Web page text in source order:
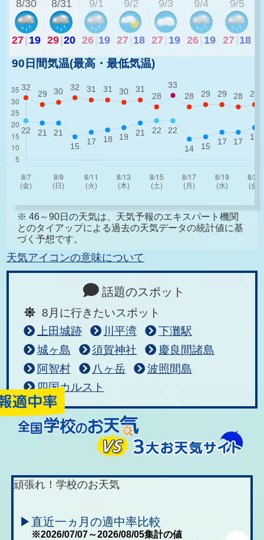
8/30
27 19
8/31
29 20
9/1
26 19
9/2
27 18
9/3
27 19
9/4
26 19
9/5
27 18
90日間気温(最高・最低気温)
※ 46～90日の天気は、天気予報のエキスパート機関
とのタイアップによる過去の天気データの統計値に基
づく予想です。
天気アイコンの意味について
話題のスポット
8月に行きたいスポット
上田城跡
川平湾
下灘駅
城ヶ島
須賀神社
慶良間諸島
阿智村
八ヶ岳
波照間島
四国カルスト
頑張れ！学校のお天気
▶直近一ヵ月の適中率比較
※2026/07/07～2026/08/05集計の値